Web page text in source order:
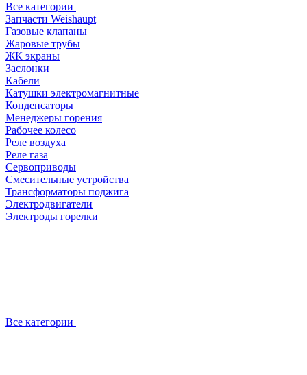
Все категории
Запчасти Weishaupt
Газовые клапаны
Жаровые трубы
ЖК экраны
Заслонки
Кабели
Катушки электромагнитные
Конденсаторы
Менеджеры горения
Рабочее колесо
Реле воздухa
Реле газа
Сервоприводы
Смесительные устройства
Трансформаторы поджига
Электродвигатели
Электроды горелки
Все категории